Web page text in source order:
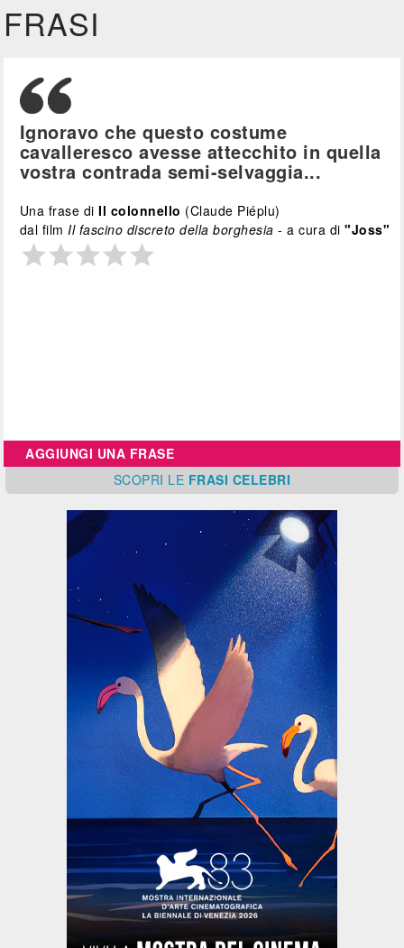
FRASI
Ignoravo che questo costume
cavalleresco avesse attecchito in quella
vostra contrada semi-selvaggia...
Una frase diIl colonnello (Claude Piéplu)
dal filmIl fascino discreto della borghesia - a cura di"Joss"
AGGIUNGI UNA FRASE
SCOPRI LE FRASI CELEBRI